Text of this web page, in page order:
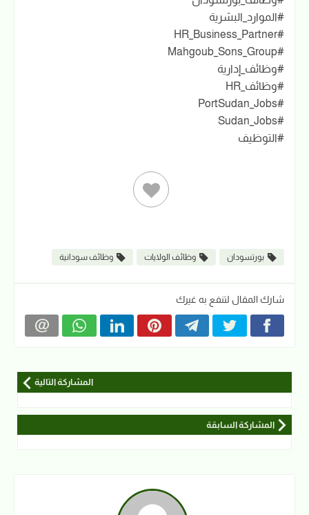
#الموارد_البشرية
#HR_Business_Partner
#Mahgoub_Sons_Group
#وظائف_إدارية
#وظائف_HR
#PortSudan_Jobs
#Sudan_Jobs
#التوظيف
بورتسودان وظائف الولايات وظائف سودانية
شارك المقال لتنفع به غيرك
المشاركة التالية
المشاركة السابقة